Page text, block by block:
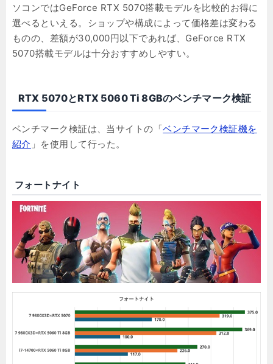
ソコンではGeForce RTX 5070搭載モデルを比較的お得に
選べるといえる。ショップや構成によって価格差は変わる
ものの、差額が30,000円以下であれば、GeForce RTX
5070搭載モデルは十分おすすめしやすい。
RTX 5070とRTX 5060 Ti 8GBのベンチマーク検証
ベンチマーク検証は、当サイトの「ベンチマーク検証機を
紹介 」を使用して行った。
フォートナイト